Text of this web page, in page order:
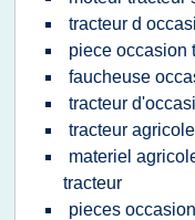
tracteur d
piece occasion
faucheuse
tracteur
tracteur
materiel
tracteur
pieces